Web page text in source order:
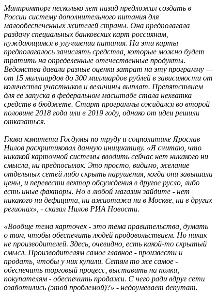
Минпромторг несколько лет назад предложил создать в
России систему дополнительного питания для
малообеспеченных жителей страны. Она предполагала
раздачу специальных банковских карт россиянам,
нуждающимся в улучшении питания. На эти карты
предполагалось зачислять средства, которые можно будет
тратить на определенные отечественные продукты.
Ведомства давали разные оценки затрат на эту программу —
от 15 миллиардов до 300 миллиардов рублей в зависимости от
количества участников и величины выплат. Препятствием
для ее запуска в федеральном масштабе стала нехватка
средств в бюджете. Старт программы ожидался во второй
половине 2018 года или в 2019 году, однако от идеи решили
отказаться.
Глава комитета Госдумы по труду и соцполитике Ярослав
Нилов раскритиковал данную инициативу. «Я считаю, что
никакой карточной системы вводить сейчас нет никакого ни
смысла, ни предпосылок. Это просто, видимо, желание
отдельных сетей либо скрыть нарушения, когда они завышали
цены, и перевести вектор обсуждения в другое русло, либо
есть иные факторы. Но в любой магазин зайдите - нет
никакого ни дефицита, ни ажиотажа ни в Москве, ни в других
регионах», - сказал Нилов РИА Новости.
«Вообще тема карточек - это тема правительства, думать
о том, чтобы обеспечить людей продовольствием. Но никак
не производителей. Здесь, очевидно, есть какой-то скрытый
смысл. Производителям самое главное - произвести и
продать, чтобы у них купили. Сетям то же самое -
обеспечить торговый процесс, выставить на полки,
покупателям - обеспечить продажи. С чего ради вдруг сети
озаботились (этой проблемой)?» - недоумевает депутат.